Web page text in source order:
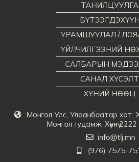
Монгол Улс, Улаанбаатар
Монгол гудамж, Хүннү
info@tlj.mn
(976) 7575-
ТАНИЛЦУУЛГА
БҮТЭЭГДЭХҮҮН
УРАМШУУЛАЛ /
ҮЙЛЧИЛГЭЭНИЙ
САЛБАРЫН
САНАЛ ХҮСЭЛТ
ХҮНИЙ НӨӨЦ